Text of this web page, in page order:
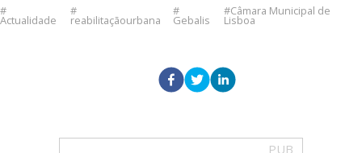
Actualidade reabilitaçãourbana Gebalis
Câmara Municipal de
Lisboa
PUB